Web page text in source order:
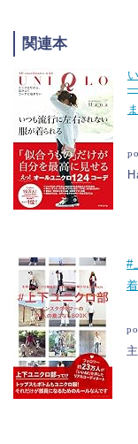
関連本
#